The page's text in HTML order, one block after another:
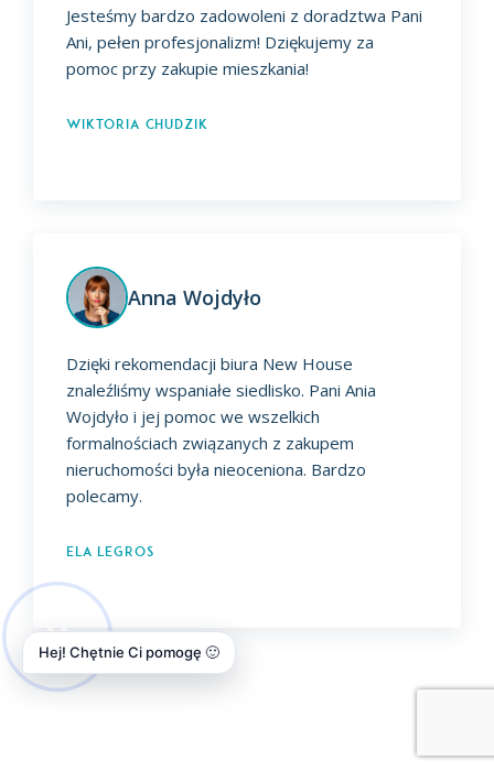
Jesteśmy bardzo zadowoleni z doradztwa Pani
Ani, pełen profesjonalizm! Dziękujemy za
pomoc przy zakupie mieszkania!
Wiktoria Chudzik
Anna Wojdyło
Dzięki rekomendacji biura New House
znaleźliśmy wspaniałe siedlisko. Pani Ania
Wojdyło i jej pomoc we wszelkich
formalnościach związanych z zakupem
nieruchomości była nieoceniona. Bardzo
polecamy.
Ela Legros
Hej! Chętnie Ci pomogę 🙂